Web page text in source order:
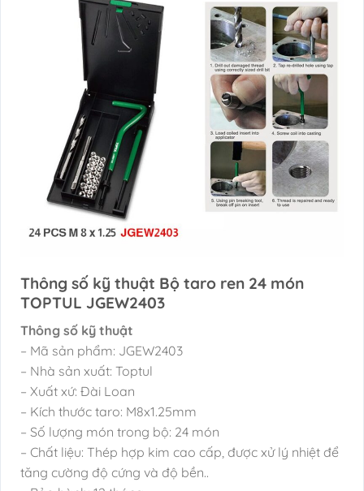
Thông số kỹ thuật Bộ taro ren 24 món
TOPTUL JGEW2403
Thông số kỹ thuật
– Mã sản phẩm: JGEW2403
– Nhà sản xuất: Toptul
– Xuất xứ: Đài Loan
– Kích thước taro: M8x1.25mm
– Số lượng món trong bộ: 24 món
– Chất liệu: Thép hợp kim cao cấp, được xử lý nhiệt để
tăng cường độ cứng và độ bền..